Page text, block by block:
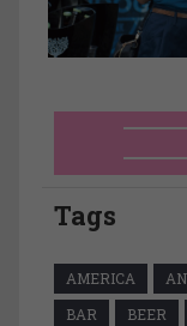
Tags
AMERICA
BAR
BEER